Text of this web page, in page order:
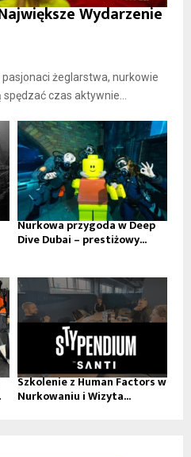
Wydarzenie
żeglarstwa, nurkowie
czas aktywnie...
Nurkowa przygoda w Deep
Dive Dubai – prestiżowy...
Szkolenie z Human Factors w
Nurkowaniu i Wizyta...